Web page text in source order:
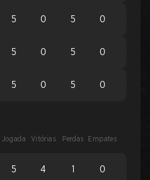
5 0 5 0
5 0 5 0
5 0 5 0
Jogada Vitórias Perdas Empates
5 4 1 0